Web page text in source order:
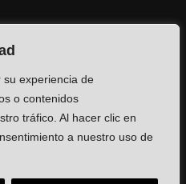
experiencia de
o contenidos
tráfico. Al hacer clic en
a nuestro uso de